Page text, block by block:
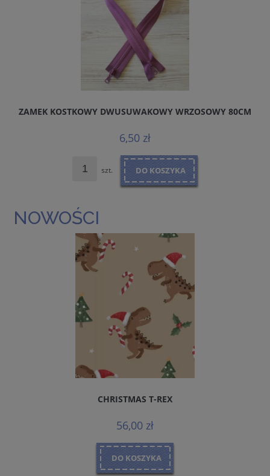
ZAMEK KOSTKOWY DWUSUWAKOWY WRZOSOWY 80CM
6,50 zł
szt. DO KOSZYKA
NOWOŚCI
CHRISTMAS T-REX
56,00 zł
DO KOSZYKA